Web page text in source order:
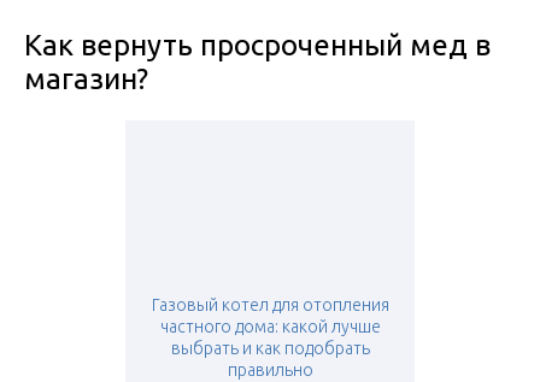
Как вернуть просроченный мед в
магазин?
Газовый котел для отопления
частного дома: какой лучше
выбрать и как подобрать
правильно